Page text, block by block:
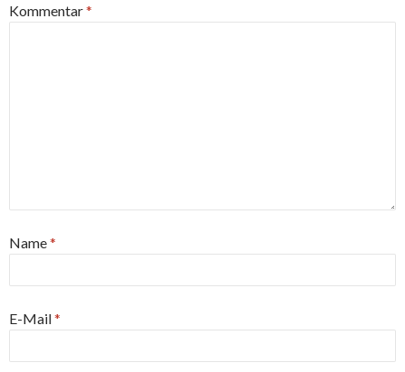
Kommentar*
Name*
E-Mail*